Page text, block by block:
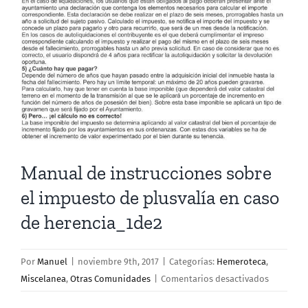
Manual de instrucciones sobre
el impuesto de plusvalía en caso
de herencia_1de2
Por Manuel noviembre 9th, 2017 Categorías: Hemeroteca,
Miscelanea, Otras Comunidades Comentarios desactivadosen